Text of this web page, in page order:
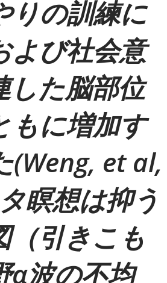
りの訓練に
よび社会意
した脳部位
もに増加す
(Weng, et al,
瞑想は抑う
（引きこも
α波の不均